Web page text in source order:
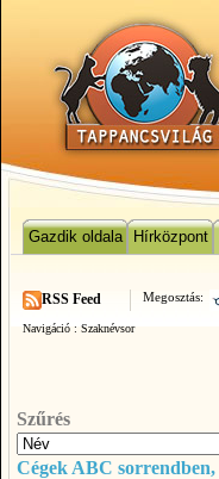
Gazdik oldala Hírközpont
Megosztás:
RSS Feed
Navigáció : Szaknévsor
Szűrés
Cégek ABC sorrendben,